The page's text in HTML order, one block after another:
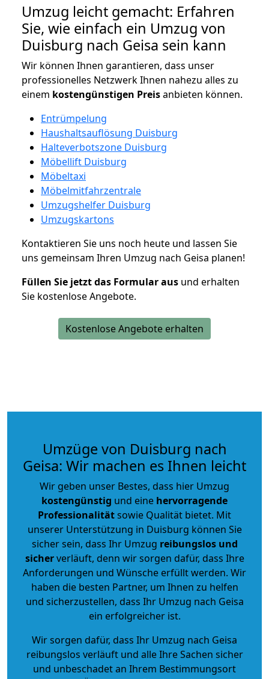
Umzug leicht gemacht: Erfahren
Sie, wie einfach ein Umzug von
Duisburg nach Geisa sein kann
Wir können Ihnen garantieren, dass unser
professionelles Netzwerk Ihnen nahezu alles zu
einem kostengünstigen Preisanbieten können.
Entrümpelung
Haushaltsauflösung Duisburg
Halteverbotszone Duisburg
Möbellift Duisburg
Möbeltaxi
Möbelmitfahrzentrale
Umzugshelfer Duisburg
Umzugskartons
Kontaktieren Sie uns noch heute und lassen Sie
uns gemeinsam Ihren Umzug nach Geisa planen!
Füllen Sie jetzt das Formular aus und erhalten
Sie kostenlose Angebote.
Kostenlose Angebote erhalten
Umzüge von Duisburg nach
Geisa: Wir machen es Ihnen leicht
Wir geben unser Bestes, dass hier Umzug
kostengünstig und eine hervorragende
Professionalitätsowie Qualität bietet. Mit
unserer Unterstützung in Duisburg können Sie
sicher sein, dass Ihr Umzug reibungslos und
sicherverläuft, denn wir sorgen dafür, dass Ihre
Anforderungen und Wünsche erfüllt werden. Wir
haben die besten Partner, um Ihnen zu helfen
und sicherzustellen, dass Ihr Umzug nach Geisa
ein erfolgreicher ist.
Wir sorgen dafür, dass Ihr Umzug nach Geisa
reibungslos verläuft und alle Ihre Sachen sicher
und unbeschadet an Ihrem Bestimmungsort